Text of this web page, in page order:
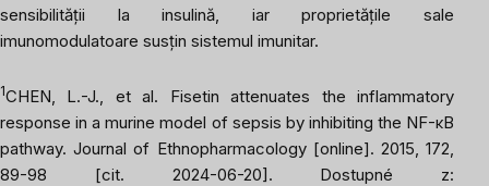
sensibilității la insulină, iar proprietățile sale
imunomodulatoare susțin sistemul imunitar.
1CHEN, L.-J., et al. Fisetin attenuates the inflammatory
response in a murine model of sepsis by inhibiting the NF-κB
pathway.Journal of Ethnopharmacology[online]. 2015, 172,
89-98 [cit. 2024-06-20]. Dostupné z: